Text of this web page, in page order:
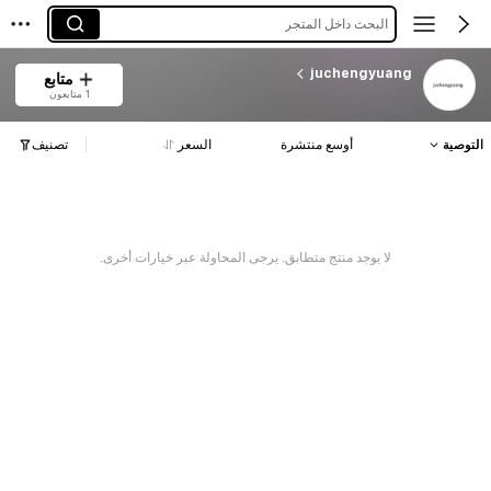
البحث داخل المتجر
juchengyuang متابع
1 متابعون
التوصية أوسع منتشرة السعر تصنيف
لا يوجد منتج متطابق. يرجى المحاولة عبر خيارات أخرى.